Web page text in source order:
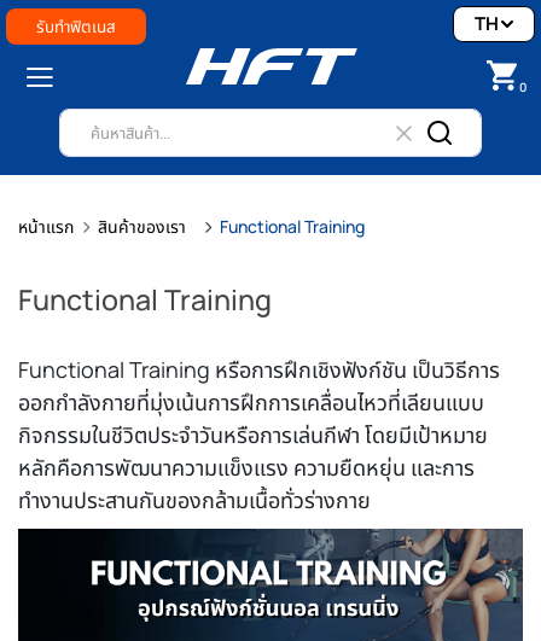
รับทำฟิตเนส
0
TH
หน้าแรก สินค้าของเรา Functional Training
Functional Training
Functional Training หรือการฝึกเชิงฟังก์ชัน เป็นวิธีการ
ออกกำลังกายที่มุ่งเน้นการฝึกการเคลื่อนไหวที่เลียนแบบ
กิจกรรมในชีวิตประจำวันหรือการเล่นกีฬา โดยมีเป้าหมาย
หลักคือการพัฒนาความแข็งแรง ความยืดหยุ่น และการ
ทำงานประสานกันของกล้ามเนื้อทั่วร่างกาย